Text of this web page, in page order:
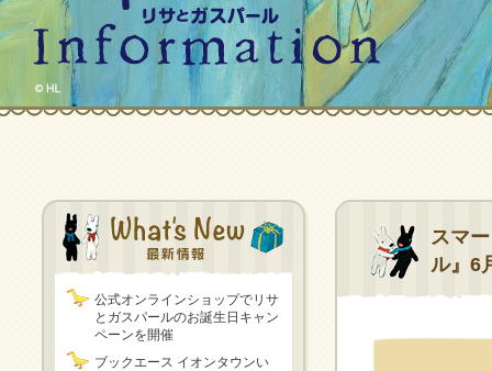
公式オンラインショップでリサ
とガスパールのお誕生日キャン
ペーンを開催
ブックエース イオンタウンい
スマ
ル』6